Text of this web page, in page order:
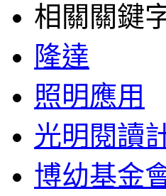
相關關鍵
隆達
照明應用
光明閱讀
博幼基金